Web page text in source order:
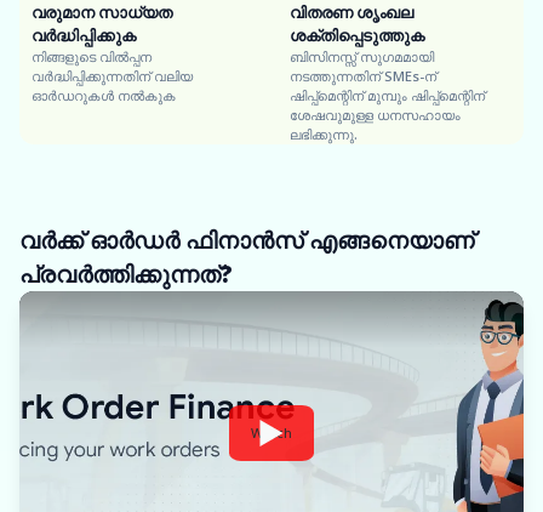
വരുമാന സാധ്യത
വർദ്ധിപ്പിക്കുക
നിങ്ങളുടെ വിൽപ്പന
വർദ്ധിപ്പിക്കുന്നതിന് വലിയ
ഓർഡറുകൾ നൽകുക
വിതരണ ശൃംഖല
ശക്തിപ്പെടുത്തുക
ബിസിനസ്സ് സുഗമമായി
നടത്തുന്നതിന് SMEs-ന്
ഷിപ്പ്‌മെന്റിന് മുമ്പും ഷിപ്പ്‌മെന്റിന്
ശേഷവുമുള്ള ധനസഹായം
ലഭിക്കുന്നു.
വർക്ക് ഓർഡർ ഫിനാൻസ് എങ്ങനെയാണ്
പ്രവർത്തിക്കുന്നത്?
Watch